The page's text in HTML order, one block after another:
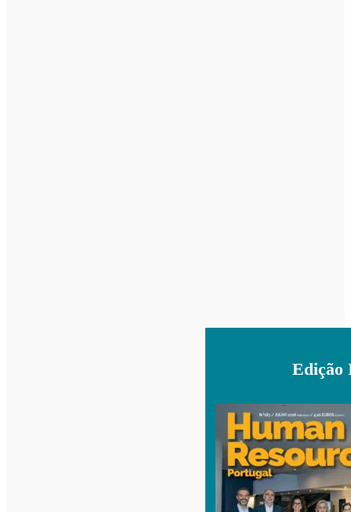
Edição